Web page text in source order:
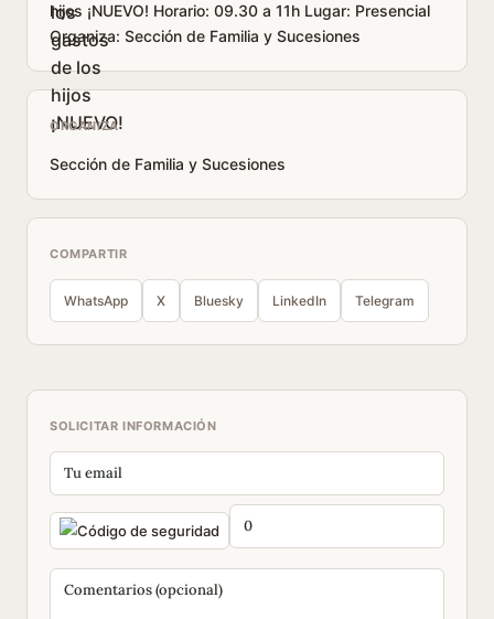
hijos ¡NUEVO! Horario: 09.30 a 11h Lugar: Presencial
Organiza: Sección de Familia y Sucesiones
ORGANIZA
Sección de Familia y Sucesiones
COMPARTIR
WhatsApp X Bluesky LinkedIn Telegram
SOLICITAR INFORMACIÓN